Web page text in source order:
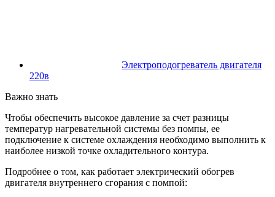
Электроподогреватель двигателя
220в
Важно знать
Чтобы обеспечить высокое давление за счет разницы
температур нагревательной системы без помпы, ее
подключение к системе охлаждения необходимо выполнить к
наиболее низкой точке охладительного контура.
Подробнее о том, как работает электрический обогрев
двигателя внутреннего сгорания с помпой: